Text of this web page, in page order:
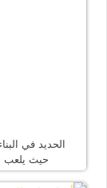
الحديد في
حيث يلعب